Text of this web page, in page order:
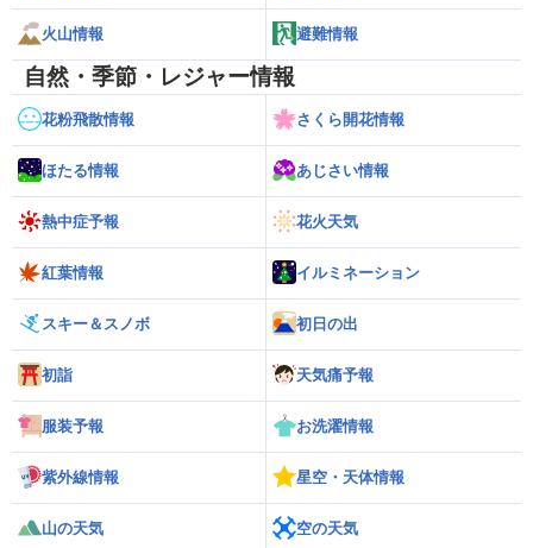
火山情報 避難情報
自然・季節・レジャー情報
花粉飛散情報 さくら開花情報
ほたる情報 あじさい情報
熱中症予報 花火天気
紅葉情報 イルミネーション
スキー＆スノボ 初日の出
初詣 天気痛予報
服装予報 お洗濯情報
紫外線情報 星空・天体情報
山の天気 空の天気